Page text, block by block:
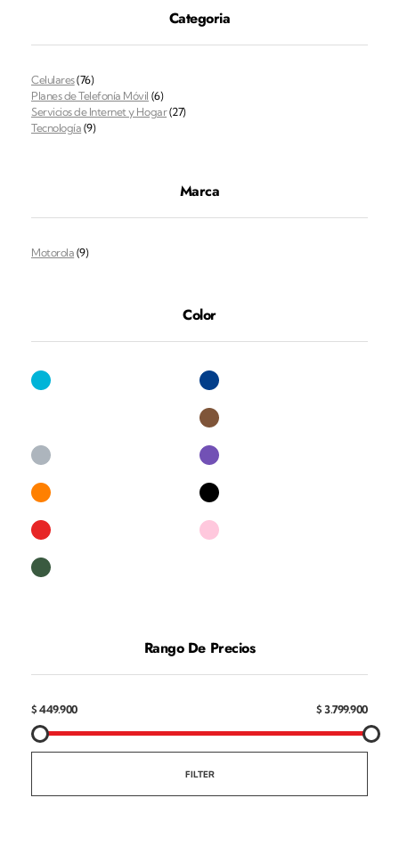
Categoria
Celulares(76)
Planes de Telefonía Móvil (6)
Servicios de Internet y Hogar(27)
Tecnología (9)
Marca
Motorola (9)
Color
Rango De Precios
$ 449.900 $ 3.799.900
FILTER